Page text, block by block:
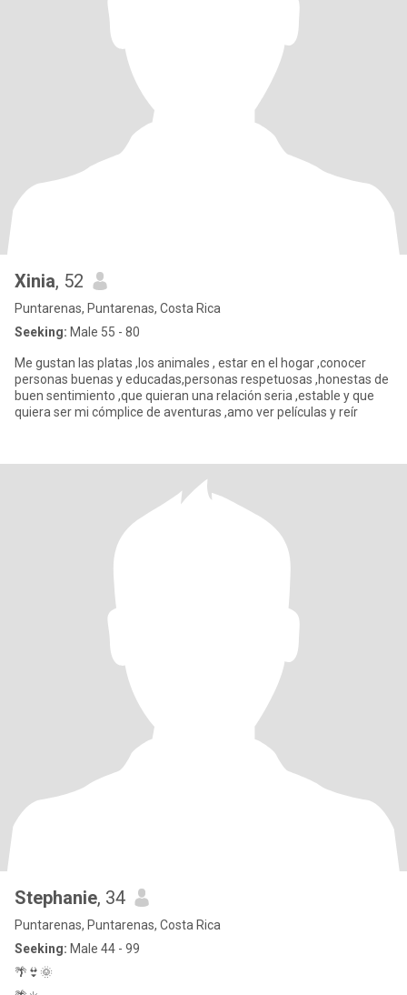
Xinia, 52
Puntarenas, Puntarenas, Costa Rica
Seeking: Male 55 - 80
Me gustan las platas ,los animales , estar en el hogar ,conocer
personas buenas y educadas,personas respetuosas ,honestas de
buen sentimiento ,que quieran una relación seria ,estable y que
quiera ser mi cómplice de aventuras ,amo ver películas y reír
Stephanie, 34
Puntarenas, Puntarenas, Costa Rica
Seeking: Male 44 - 99
🌴👙🌞